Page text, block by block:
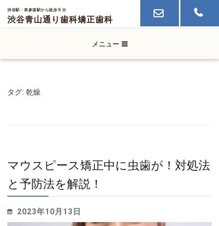
渋谷駅・表参道駅から徒歩 ５ 分
渋谷青山通り歯科矯正歯科
メニュー
タグ: 乾燥
マウスピース矯正中に虫歯が！対処法
と予防法を解説！
2023年10月13日